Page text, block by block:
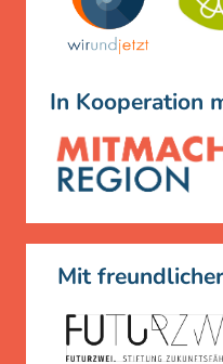
In Kooperation
Mit